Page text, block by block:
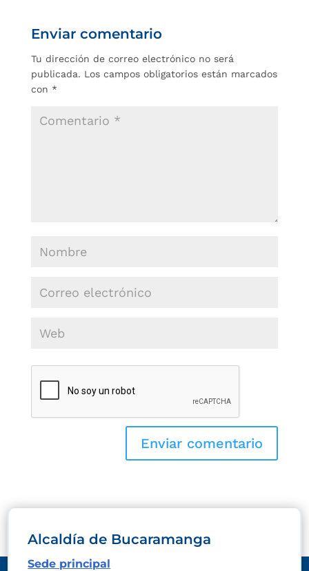
Enviar comentario
Tu dirección de correo electrónico no será
publicada. Los campos obligatorios están marcados
con *
Alcaldía de Bucaramanga
Sede principal